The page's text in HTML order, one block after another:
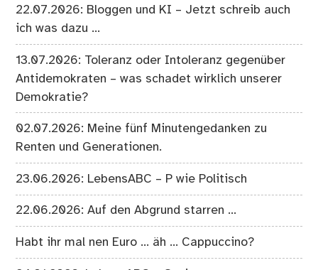
22.07.2026: Bloggen und KI – Jetzt schreib auch
ich was dazu …
13.07.2026: Toleranz oder Intoleranz gegenüber
Antidemokraten – was schadet wirklich unserer
Demokratie?
02.07.2026: Meine fünf Minutengedanken zu
Renten und Generationen.
23.06.2026: LebensABC – P wie Politisch
22.06.2026: Auf den Abgrund starren …
Habt ihr mal nen Euro … äh … Cappuccino?